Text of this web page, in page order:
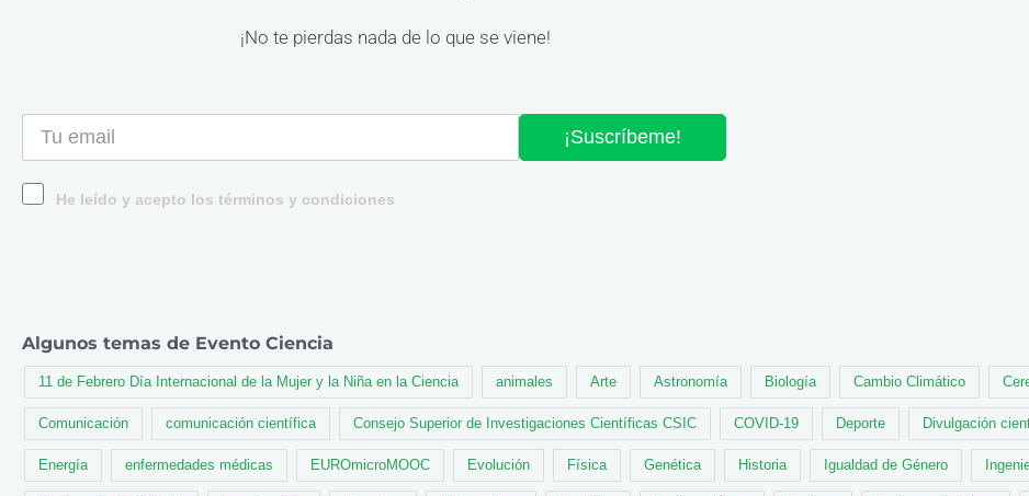
¡No te pierdas nada de lo que se viene!
¡Suscríbeme!
He leído y acepto los términos y condiciones
Algunos temas de Evento Ciencia
11 de Febrero Día Internacional de la Mujer y la Niña en la Ciencia animales Arte Astronomía Biología Cambio Climático
Comunicación comunicación científica Consejo Superior de Investigaciones Científicas CSIC COVID-19 Deporte Divulgación
Energía enfermedades médicas EUROmicroMOOC Evolución Física Genética Historia Igualdad de Género